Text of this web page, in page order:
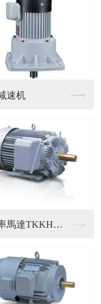
机
4大优势
Major Advantages